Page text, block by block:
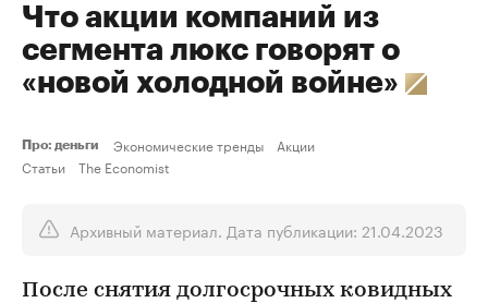
Что акции компаний из
сегмента люкс говорят о
«новой холодной войне»
Про: деньги Экономические тренды
Акции
Статьи
The Economist
Архивный материал. Дата публикации: 21.04.2023
После снятия долгосрочных ковидных